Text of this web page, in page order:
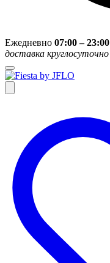
Ежедневно 07:00 – 23:00
доставка круглосуточно